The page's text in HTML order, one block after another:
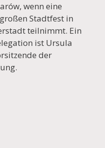
wenn eine
Stadtfest in
teilnimmt. Ein
ist Ursula
der